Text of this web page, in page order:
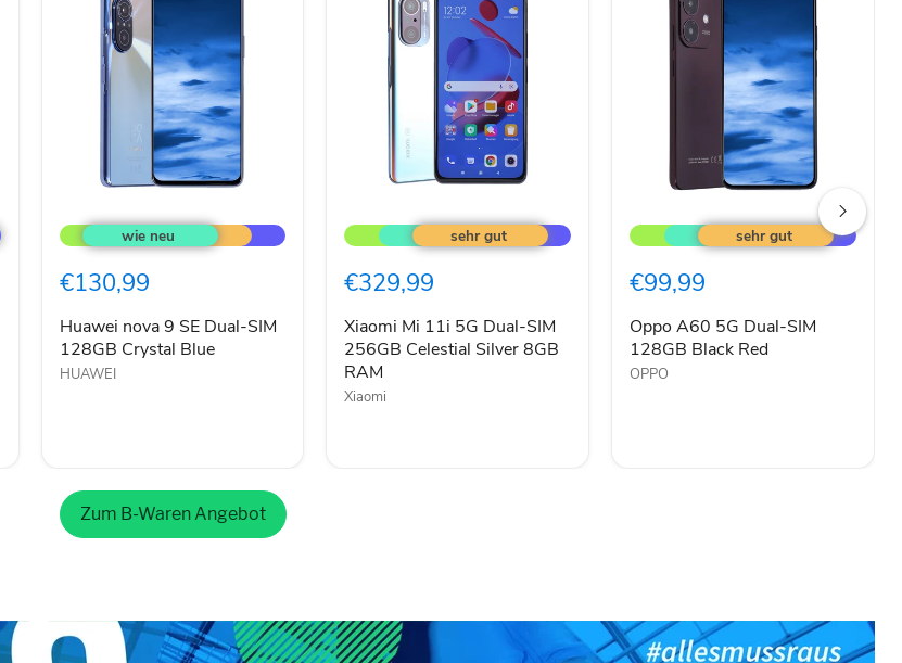
nova
9
Dual-
128GB
Crystal
Blue
€130,99
Huawei nova 9 SE Dual-SIM
128GB Crystal Blue
HUAWEI
Mi
11i
Dual-
256GB
Celestial
Silver
8GB
RAM
€329,99
Xiaomi Mi 11i 5G Dual-SIM
256GB Celestial Silver 8GB
RAM
Xiaomi
A60
5G
SIM
Black
Red
€99,99
Oppo A60 5G Dual-SIM
128GB Black Red
OPPO
Zum B-Waren Angebot